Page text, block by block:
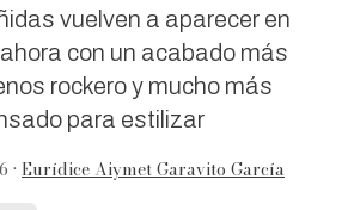
vuelven a aparecer en
con un acabado más
rockero y mucho más
para estilizar
• Eurídice Aiymet Garavito García